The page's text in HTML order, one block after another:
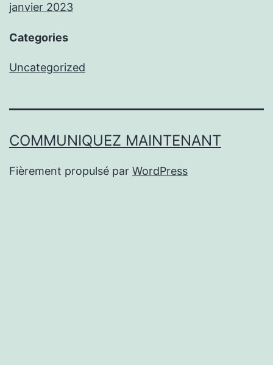
janvier 2023
Categories
Uncategorized
COMMUNIQUEZ MAINTENANT
Fièrement propulsé par WordPress